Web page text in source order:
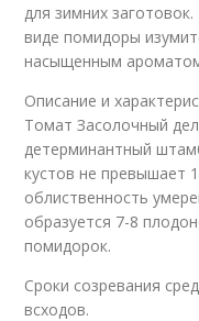
для зимних
виде помидоры
насыщенным
Описание и
Томат Засолочный
детерминантный
кустов не превышает
облиственность
образуется 7-8
помидорок.
Сроки созревания
всходов.